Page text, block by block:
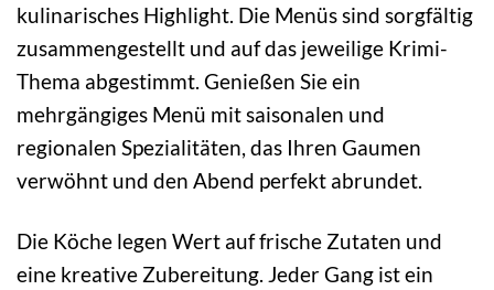
kulinarisches Highlight. Die Menüs sind sorgfältig
zusammengestellt und auf das jeweilige Krimi-
Thema abgestimmt. Genießen Sie ein
mehrgängiges Menü mit saisonalen und
regionalen Spezialitäten, das Ihren Gaumen
verwöhnt und den Abend perfekt abrundet.
Die Köche legen Wert auf frische Zutaten und
eine kreative Zubereitung. Jeder Gang ist ein